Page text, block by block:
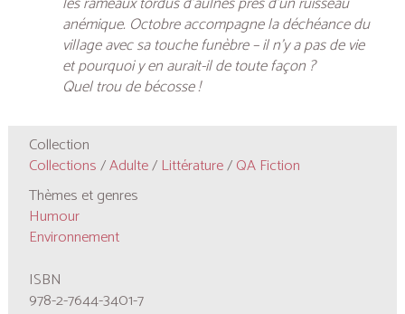
anémique. Octobre accompagne la déchéance du
village avec sa touche funèbre – il n’y a pas de vie
et pourquoi y en aurait-il de toute façon ?
Quel trou de bécosse !
Collection
Collections/Adulte/ Littérature/QA Fiction
Thèmes et genres
Humour
Environnement
ISBN
978-2-7644-3401-7